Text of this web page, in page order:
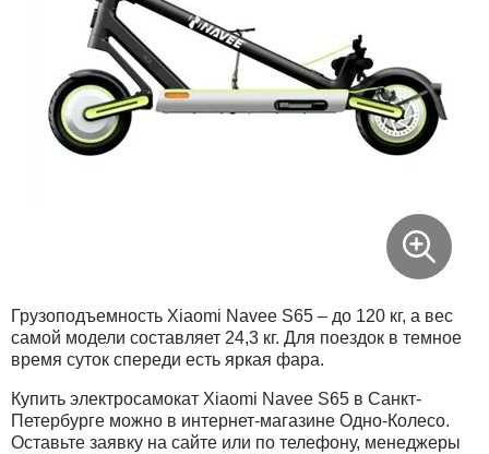
Грузоподъемность Xiaomi Navee S65 – до 120 кг, а вес
самой модели составляет 24,3 кг. Для поездок в темное
время суток спереди есть яркая фара.
Купить электросамокат Xiaomi Navee S65 в Санкт-
Петербурге можно в интернет-магазине Одно-Колесо.
Оставьте заявку на сайте или по телефону, менеджеры